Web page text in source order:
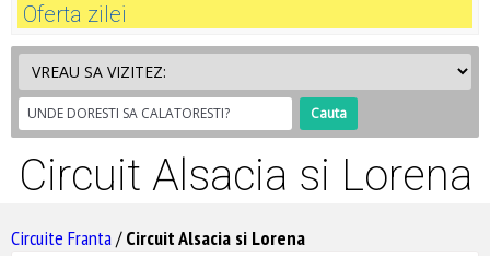
Oferta zilei
Circuit Alsacia si Lorena
Circuite Franta/Circuit Alsacia si Lorena